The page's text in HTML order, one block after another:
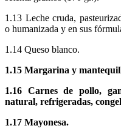
1.13 Leche cruda,
o humanizada y en sus
1.14 Queso blanco.
1.15 Margarina y
1.16 Carnes de pollo,
natural, refrigeradas,
1.17 Mayonesa.